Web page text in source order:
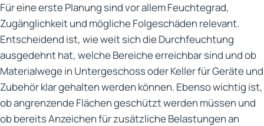
Für eine erste Planung sind vor allem Feuchtegrad,
Zugänglichkeit und mögliche Folgeschäden relevant.
Entscheidend ist, wie weit sich die Durchfeuchtung
ausgedehnt hat, welche Bereiche erreichbar sind und ob
Materialwege in Untergeschoss oder Keller für Geräte und
Zubehör klar gehalten werden können. Ebenso wichtig ist,
ob angrenzende Flächen geschützt werden müssen und
ob bereits Anzeichen für zusätzliche Belastungen an